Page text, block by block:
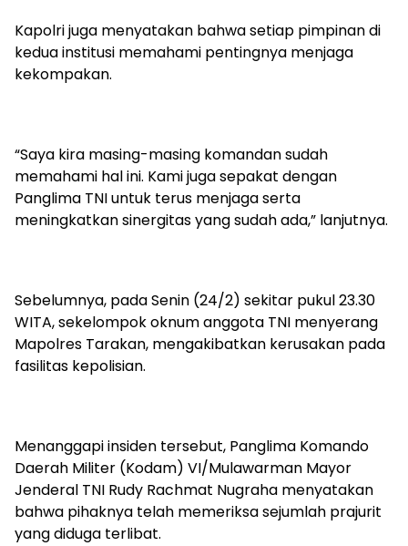
Kapolri juga menyatakan bahwa setiap pimpinan di
kedua institusi memahami pentingnya menjaga
kekompakan.
“Saya kira masing-masing komandan sudah
memahami hal ini. Kami juga sepakat dengan
Panglima TNI untuk terus menjaga serta
meningkatkan sinergitas yang sudah ada,” lanjutnya.
Sebelumnya, pada Senin (24/2) sekitar pukul 23.30
WITA, sekelompok oknum anggota TNI menyerang
Mapolres Tarakan, mengakibatkan kerusakan pada
fasilitas kepolisian.
Menanggapi insiden tersebut, Panglima Komando
Daerah Militer (Kodam) VI/Mulawarman Mayor
Jenderal TNI Rudy Rachmat Nugraha menyatakan
bahwa pihaknya telah memeriksa sejumlah prajurit
yang diduga terlibat.